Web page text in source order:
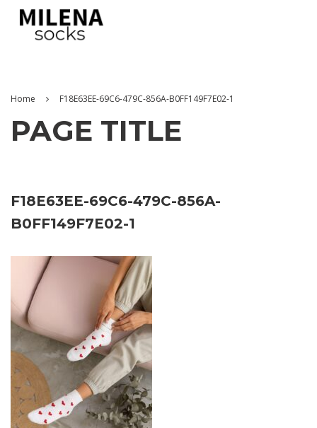
Home F18E63EE-69C6-479C-856A-B0FF149F7E02-1
PAGE TITLE
F18E63EE-69C6-479C-856A-
B0FF149F7E02-1